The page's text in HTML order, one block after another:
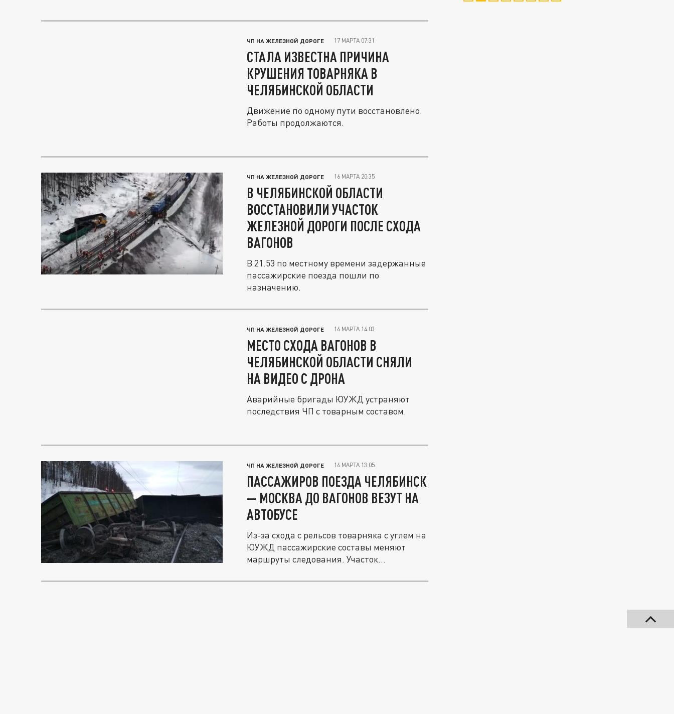
ЧП НА ЖЕЛЕЗНОЙ ДОРОГЕ 17 МАРТА 07:31
СТАЛА ИЗВЕСТНА ПРИЧИНА
КРУШЕНИЯ ТОВАРНЯКА В
ЧЕЛЯБИНСКОЙ ОБЛАСТИ
Движение по одному пути восстановлено.
Работы продолжаются.
ЧП НА ЖЕЛЕЗНОЙ ДОРОГЕ 16 МАРТА 20:35
В ЧЕЛЯБИНСКОЙ ОБЛАСТИ
ВОССТАНОВИЛИ УЧАСТОК
ЖЕЛЕЗНОЙ ДОРОГИ ПОСЛЕ СХОДА
ВАГОНОВ
В 21.53 по местному времени задержанные
пассажирские поезда пошли по
назначению.
ЧП НА ЖЕЛЕЗНОЙ ДОРОГЕ 16 МАРТА 14:03
МЕСТО СХОДА ВАГОНОВ В
ЧЕЛЯБИНСКОЙ ОБЛАСТИ СНЯЛИ
НА ВИДЕО С ДРОНА
Аварийные бригады ЮУЖД устраняют
последствия ЧП с товарным составом.
ЧП НА ЖЕЛЕЗНОЙ ДОРОГЕ 16 МАРТА 13:05
ПАССАЖИРОВ ПОЕЗДА ЧЕЛЯБИНСК
— МОСКВА ДО ВАГОНОВ ВЕЗУТ НА
АВТОБУСЕ
Из-за схода с рельсов товарняка с углем на
ЮУЖД пассажирские составы меняют
маршруты следования. Участок...